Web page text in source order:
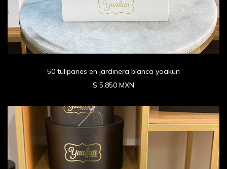
50 tulipanes en jardinera blanca yaakun
$ 5,850 MXN